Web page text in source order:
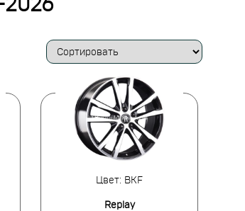
2026
Цвет: BKF
Replay